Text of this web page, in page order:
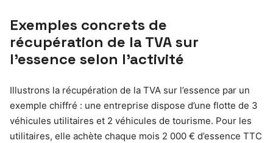
Exemples concrets de
récupération de la TVA sur
l’essence selon l’activité
Illustrons la récupération de la TVA sur l’essence par un
exemple chiffré : une entreprise dispose d’une flotte de 3
véhicules utilitaires et 2 véhicules de tourisme. Pour les
utilitaires, elle achète chaque mois 2 000 € d’essence TTC